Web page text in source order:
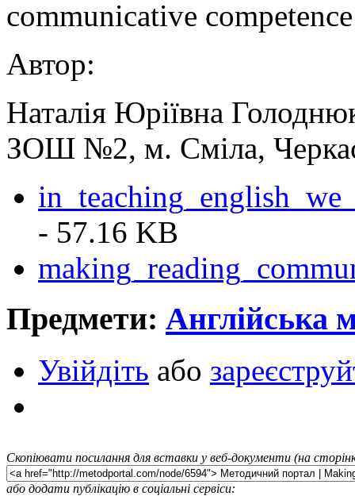
communicative
Автор:
Наталія Юріївна
ЗОШ №2, м. Сміла,
- 57.16 KB
Предмети: Англійська
Увійдіть або
Скопіювати посилання для вставки у веб-документи (на
або додати публікацію в соціальні сервіси: